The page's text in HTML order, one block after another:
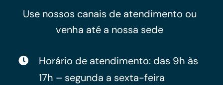
Use nossos canais de atendimento ou
venha até a nossa sede
Horário de atendimento: das 9h às
17h – segunda a sexta-feira